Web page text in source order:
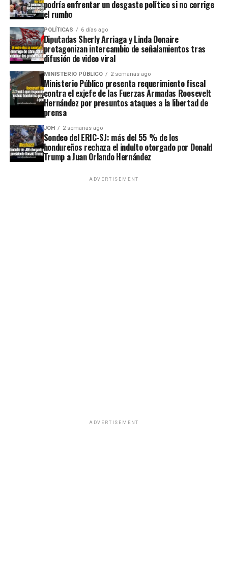
podría enfrentar un desgaste político si no corrige
el rumbo
POLÍTICAS 6 días ago
Diputadas Sherly Arriaga y Linda Donaire
protagonizan intercambio de señalamientos tras
difusión de video viral
MINISTERIO PÚBLICO 2 semanas ago
Ministerio Público presenta requerimiento fiscal
contra el exjefe de las Fuerzas Armadas Roosevelt
Hernández por presuntos ataques a la libertad de
prensa
JOH 2 semanas ago
Sondeo del ERIC-SJ: más del 55 % de los
hondureños rechaza el indulto otorgado por Donald
Trump a Juan Orlando Hernández
ADVERTISEMENT
ADVERTISEMENT